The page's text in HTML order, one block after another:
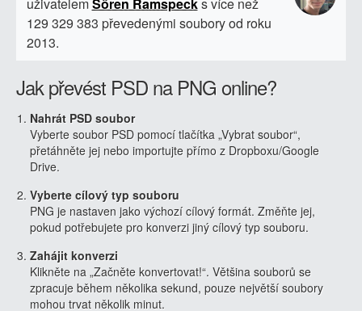
129 329 383 převedenými soubory od roku
2013.
Jak převést PSD na PNG online?
Nahrát PSD soubor
Vyberte soubor PSD pomocí tlačítka „Vybrat soubor“,
přetáhněte jej nebo importujte přímo z Dropboxu/Google
Drive.
Vyberte cílový typ souboru
PNG je nastaven jako výchozí cílový formát. Změňte jej,
pokud potřebujete pro konverzi jiný cílový typ souboru.
Zahájit konverzi
Klikněte na „Začněte konvertovat!“. Většina souborů se
zpracuje během několika sekund, pouze největší soubory
mohou trvat několik minut.